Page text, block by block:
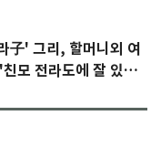
子' 그리, 할머니외 여
모 전라도에 잘 있